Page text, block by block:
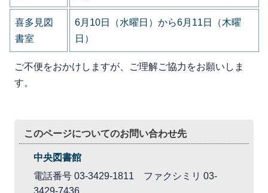
喜多見図
書室
6月10日（水曜日）から6月11日（木曜
日）
ご不便をおかけしますが、ご理解ご協力をお願いしま
す。
このページについてのお問い合わせ先
中央図書館
電話番号 03-3429-1811 ファクシミリ 03-